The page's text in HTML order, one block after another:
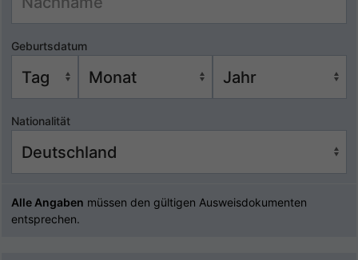
Geburtsdatum
Nationalität
Alle Angaben müssen den gültigen Ausweisdokumenten
entsprechen.